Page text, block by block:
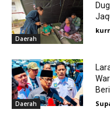
Daerah
Daerah